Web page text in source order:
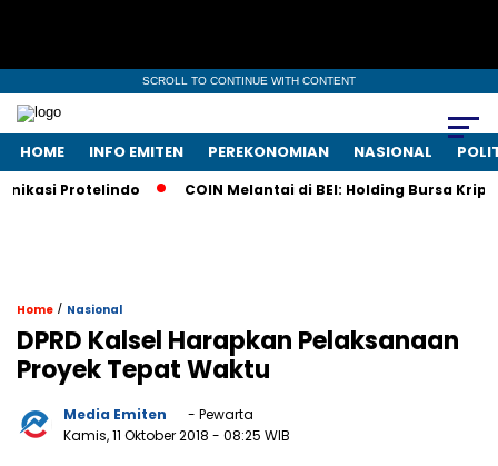
SCROLL TO CONTINUE WITH CONTENT
HOME INFO EMITEN PEREKONOMIAN NASIONAL
Protelindo COIN Melantai di BEI: Holding Bursa Kripto
Home / Nasional
DPRD Kalsel Harapkan Pelaksanaan
Proyek Tepat Waktu
Media Emiten
- Pewarta
Kamis, 11 Oktober 2018 - 08:25 WIB